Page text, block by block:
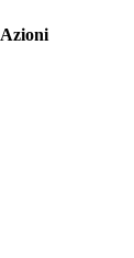
Azioni